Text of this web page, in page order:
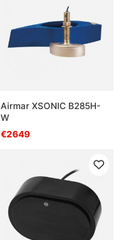
Airmar XSONIC B285H-
W
€2649